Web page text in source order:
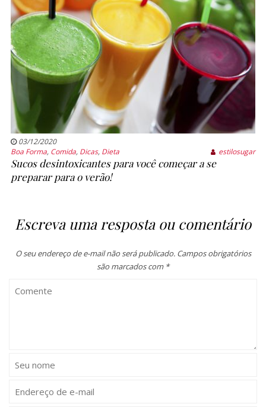
03/12/2020
Boa Forma, Comida, Dicas, Dieta estilosugar
Sucos desintoxicantes para você começar a se
preparar para o verão!
Escreva uma resposta ou comentário
O seu endereço de e-mail não será publicado. Campos obrigatórios
são marcados com *